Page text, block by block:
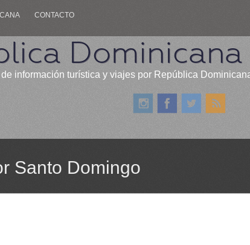
CONTACTO
información turística y viajes por República
Santo Domingo